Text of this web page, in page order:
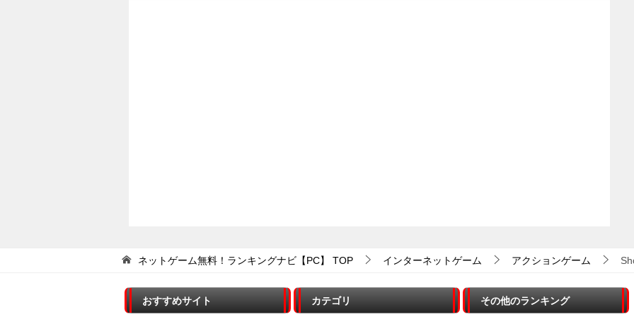
ネットゲーム無料！ランキングナビ【PC】 TOP インターネットゲーム アクションゲーム
おすすめサイト カテゴリ その他のランキング